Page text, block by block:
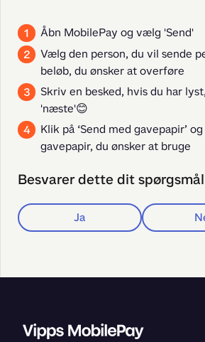
Åbn MobilePay og vælg 'Send'
Vælg den person, du vil sende
beløb, du ønsker at overføre
Skriv en besked, hvis du har
'næste'😊
Klik på ‘Send med gavepapir’
gavepapir, du ønsker at bruge
Besvarer dette dit
Ja